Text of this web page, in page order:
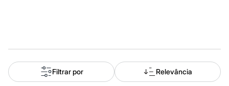
Roupas
Blusas e Camisetas
Básicos
Calças
Filtrar por Relevância